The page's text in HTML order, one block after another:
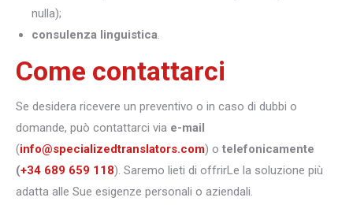
nulla);
consulenza linguistica.
Come contattarci
Se desidera ricevere un preventivo o in caso di dubbi o
domande, può contattarci via e-mail
(info@specializedtranslators.com) o telefonicamente
(+34 689 659 118). Saremo lieti di offrirLe la soluzione più
adatta alle Sue esigenze personali o aziendali.